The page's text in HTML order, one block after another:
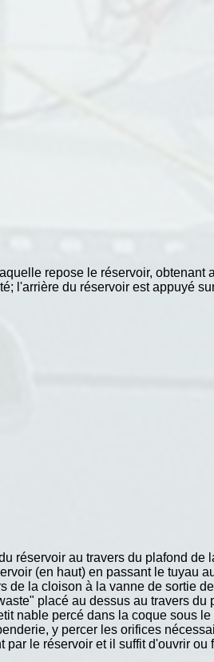
repose le réservoir,
l'arrière du réservoir est appuyé
réservoir au travers du plafond
(en haut) en passant le tuyau
de la cloison à la vanne de sortie
placé au dessus au travers du
nable percé dans la coque sous le
y percer les orifices
le réservoir et il suffit d'ouvrir